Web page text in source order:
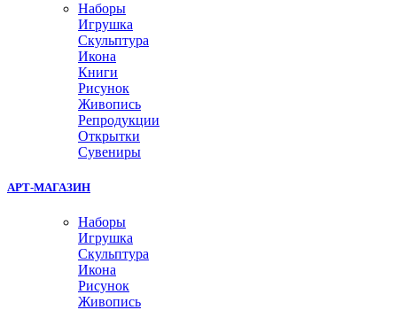
Наборы
Игрушка
Скульптура
Икона
Книги
Рисунок
Живопись
Репродукции
Открытки
Сувениры
АРТ-МАГАЗИН
Наборы
Игрушка
Скульптура
Икона
Рисунок
Живопись